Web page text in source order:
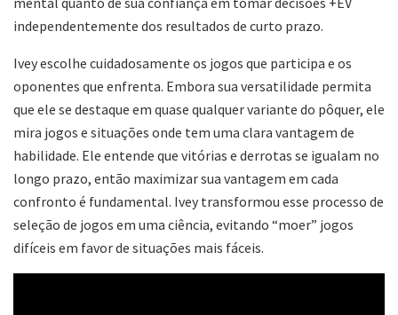
independentemente dos resultados de curto prazo.
Ivey escolhe cuidadosamente os jogos que participa e os
oponentes que enfrenta. Embora sua versatilidade permita
que ele se destaque em quase qualquer variante do pôquer, ele
mira jogos e situações onde tem uma clara vantagem de
habilidade. Ele entende que vitórias e derrotas se igualam no
longo prazo, então maximizar sua vantagem em cada
confronto é fundamental. Ivey transformou esse processo de
seleção de jogos em uma ciência, evitando “moer” jogos
difíceis em favor de situações mais fáceis.